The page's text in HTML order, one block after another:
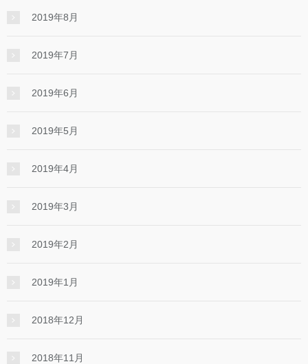
2019年8月
2019年7月
2019年6月
2019年5月
2019年4月
2019年3月
2019年2月
2019年1月
2018年12月
2018年11月